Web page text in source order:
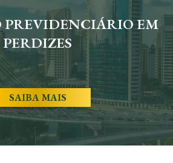
PREVIDENCIÁRIO EM
PERDIZES
SAIBA MAIS